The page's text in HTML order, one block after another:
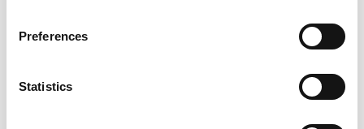
Preferences
Statistics